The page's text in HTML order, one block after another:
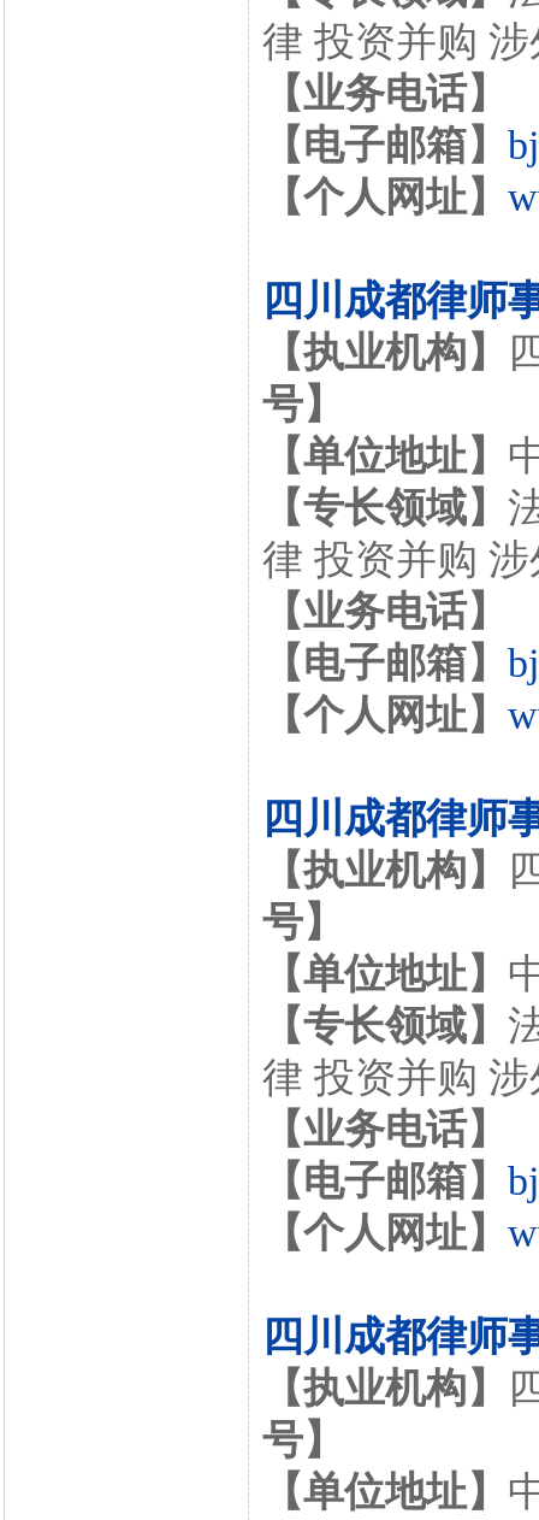
律 投资并购
【业务电话】
【电子邮箱】
【个人网址】
四川成都律师
【执业机构】
号】
【单位地址】
【专长领域】
律 投资并购
【业务电话】
【电子邮箱】
【个人网址】
四川成都律师
【执业机构】
号】
【单位地址】
【专长领域】
律 投资并购
【业务电话】
【电子邮箱】
【个人网址】
四川成都律师
【执业机构】
号】
【单位地址】